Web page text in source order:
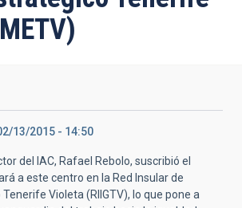
13/2015 - 14:50
del IAC, Rafael Rebolo, suscribió el
a este centro en la Red Insular de
Tenerife Violeta (RIIGTV), lo que pone a